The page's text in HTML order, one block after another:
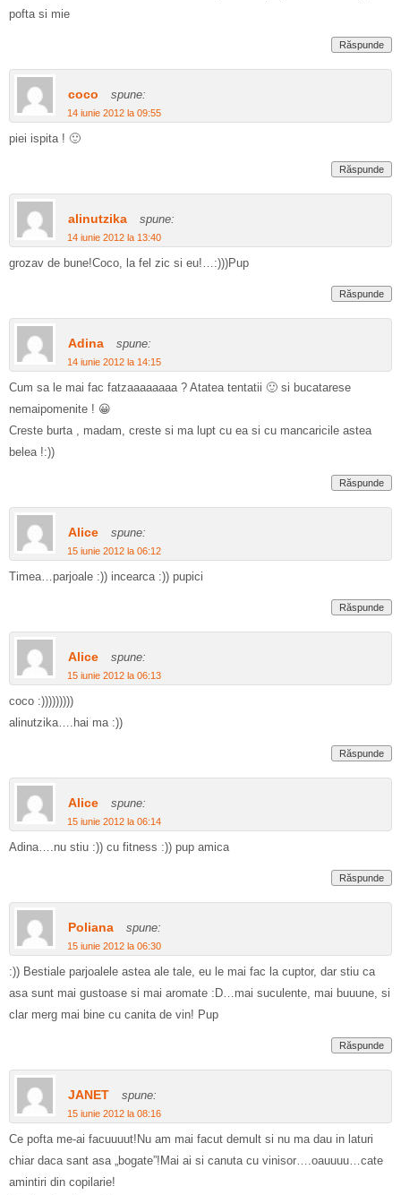
pofta si mie
Răspunde
coco spune:
14 iunie 2012 la 09:55
piei ispita ! 🙂
Răspunde
alinutzika spune:
14 iunie 2012 la 13:40
grozav de bune!Coco, la fel zic si eu!…:)))Pup
Răspunde
Adina spune:
14 iunie 2012 la 14:15
Cum sa le mai fac fatzaaaaaaaa ? Atatea tentatii 🙂 si bucatarese
nemaipomenite ! 😀
Creste burta , madam, creste si ma lupt cu ea si cu mancaricile astea
belea !:))
Răspunde
Alice spune:
15 iunie 2012 la 06:12
Timea…parjoale :)) incearca :)) pupici
Răspunde
Alice spune:
15 iunie 2012 la 06:13
coco :)))))))))
alinutzika….hai ma :))
Răspunde
Alice spune:
15 iunie 2012 la 06:14
Adina….nu stiu :)) cu fitness :)) pup amica
Răspunde
Poliana spune:
15 iunie 2012 la 06:30
:)) Bestiale parjoalele astea ale tale, eu le mai fac la cuptor, dar stiu ca
asa sunt mai gustoase si mai aromate :D…mai suculente, mai buuune, si
clar merg mai bine cu canita de vin! Pup
Răspunde
JANET spune:
15 iunie 2012 la 08:16
Ce pofta me-ai facuuuut!Nu am mai facut demult si nu ma dau in laturi
chiar daca sant asa „bogate”!Mai ai si canuta cu vinisor….oauuuu…cate
amintiri din copilarie!